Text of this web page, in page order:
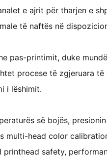
e ajrit për tharjen e
të naftës në
pas-printimit, duke
procese të zgjeruara
i lëshimit.
së bojës,
multi-head color
safety,